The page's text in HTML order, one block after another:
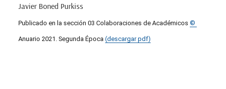
Javier Boned Purkiss
Publicado en la sección 03 Colaboraciones de Académicos ©
Anuario 2021. Segunda Época (descargar pdf)